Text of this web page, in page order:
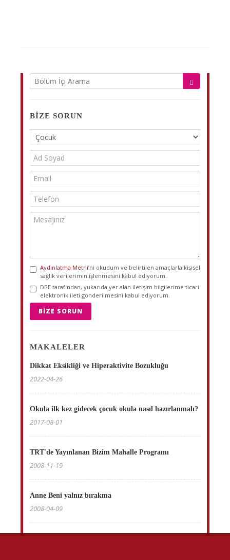
BIZE SORUN
Aydınlatma Metni’ni okudum ve belirtilen amaçlarla kişisel
sağlık verilerimin işlenmesini kabul ediyorum.
DBE tarafından, yukarıda yer alan iletişim bilgilerime ticari
elektronik ileti gönderilmesini kabul ediyorum.
BIZE SORUN
MAKALELER
Dikkat Eksikliği ve Hiperaktivite Bozukluğu
2022-04-26
Okula ilk kez gidecek çocuk okula nasıl hazırlanmalı?
2017-08-01
TRT'de Yayınlanan Bizim Mahalle Programı
2008-11-19
Anne Beni yalnız bırakma
2008-04-09